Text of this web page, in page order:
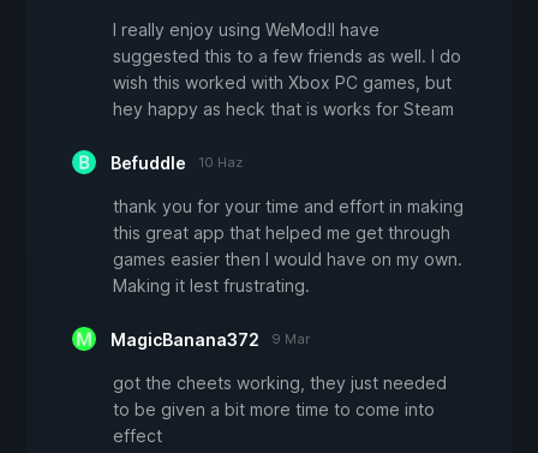
I really enjoy using WeMod!I have
suggested this to a few friends as well. I do
wish this worked with Xbox PC games, but
hey happy as heck that is works for Steam
Befuddle 10 Haz
thank you for your time and effort in making
this great app that helped me get through
games easier then I would have on my own.
Making it lest frustrating.
MagicBanana372 9 Mar
got the cheets working, they just needed
to be given a bit more time to come into
effect